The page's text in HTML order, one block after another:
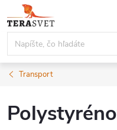
na
obsah
Transport